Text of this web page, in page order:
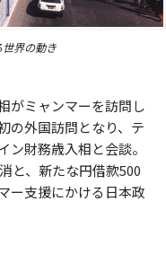
界の動き
がミャンマーを訪問し
の外国訪問となり、テ
財務歳入相と会談。
と、新たな円借款500
ー支援にかける日本政